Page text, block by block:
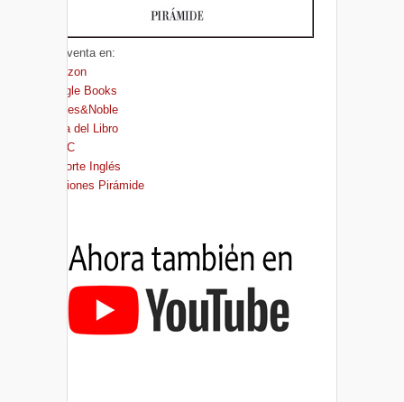
A la venta en:
Amazon
Google Books
Barnes&Noble
Casa del Libro
FNAC
El Corte Inglés
Ediciones Pirámide